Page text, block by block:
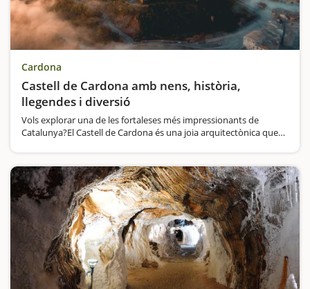
Cardona
Castell de Cardona amb nens, història,
llegendes i diversió
Vols explorar una de les fortaleses més impressionants de
Catalunya?El Castell de Cardona és una joia arquitectònica que